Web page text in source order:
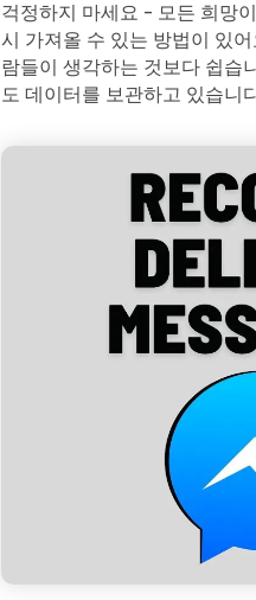
걱정하지 마세요 - 모든 희망
시 가져올 수 있는 방법이 있어
람들이 생각하는 것보다 쉽습
도 데이터를 보관하고 있습니